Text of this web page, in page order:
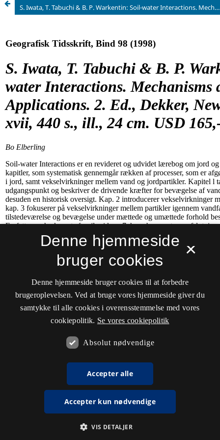
S. Iwata, T. Tabuchi & B. P. Warkentin: Soil-water Interactions. Mechanisms and Applications. 2. Ed., Dekker, New York 1995. xvii, 440 s., ill., 24 cm. USD 165,-.
×
Denne hjemmeside
bruger cookies
Denne hjemmeside bruger cookies til at forbedre
brugeroplevelsen. Ved at bruge vores hjemmeside giver du
samtykke til alle cookies i overensstemmelse med vores
cookiepolitik. Se vores cookiepolitik
Absolut nødvendige
Accepter alle
Accepter kun nødvendige
VIS DETALJER